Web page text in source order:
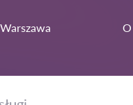
Warszawa